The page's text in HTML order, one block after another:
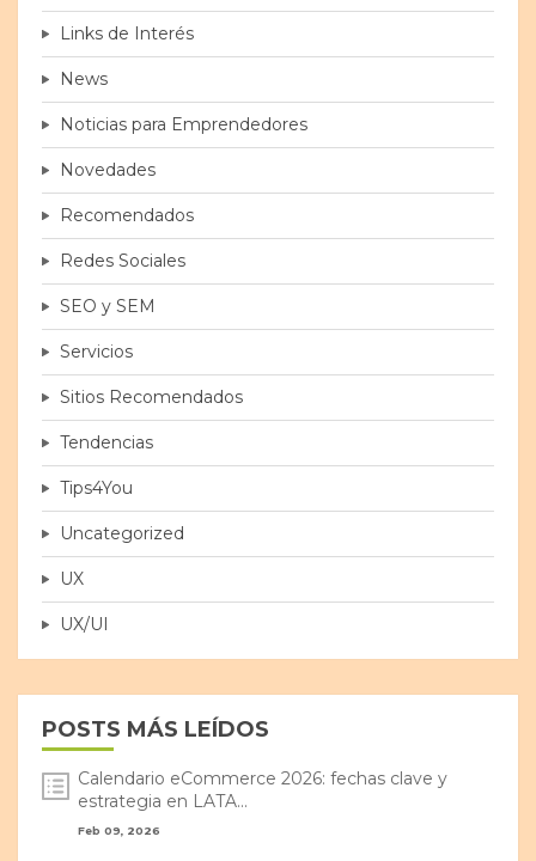
Links de Interés
News
Noticias para Emprendedores
Novedades
Recomendados
Redes Sociales
SEO y SEM
Servicios
Sitios Recomendados
Tendencias
Tips4You
Uncategorized
UX
UX/UI
POSTS MÁS LEÍDOS
Calendario eCommerce 2026: fechas clave y
estrategia en LATA...
Feb 09, 2026